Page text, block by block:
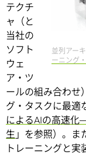
並列アー
ーニング
テクチ
ャ（と
当社の
ソフト
ウェ
ア・ツ
ールの組み合わせ
グ・タスクに最適
によるAIの高速化
生 」を参照）。ま
トレーニングと実